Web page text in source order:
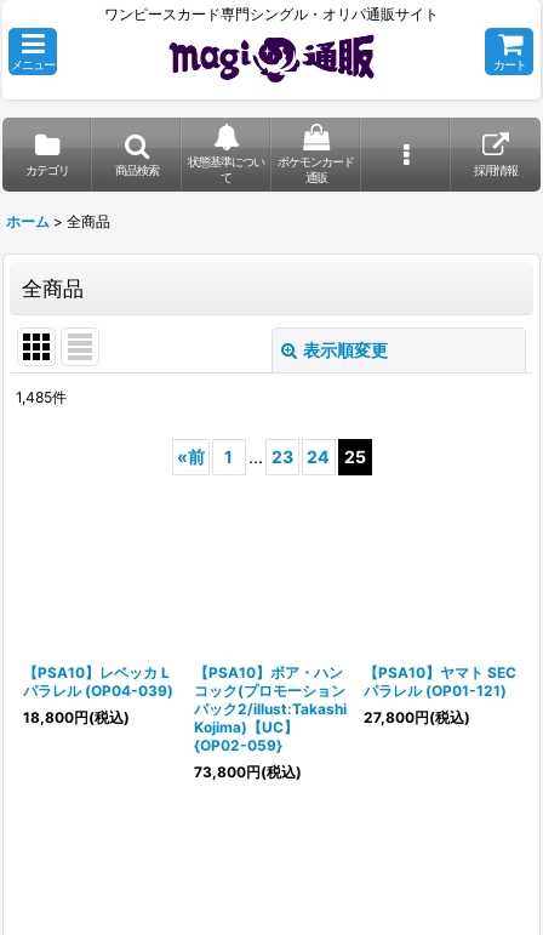
ワンピースカード専門シングル・オリパ通販サイト
メニュー カート
カテゴリ 商品検索
状態基準につい
て
ポケモンカード
通販
採用情報
ホーム > 全商品
全商品
表示順変更
1,485件
«前 1 ... 23 24 25
【PSA10】レベッカ L
パラレル (OP04-039)
18,800円(税込)
【PSA10】ボア・ハン
コック(プロモーション
パック2/illust:Takashi
Kojima)【UC】
{OP02-059}
73,800円(税込)
【PSA10】ヤマト SEC
パラレル (OP01-121)
27,800円(税込)